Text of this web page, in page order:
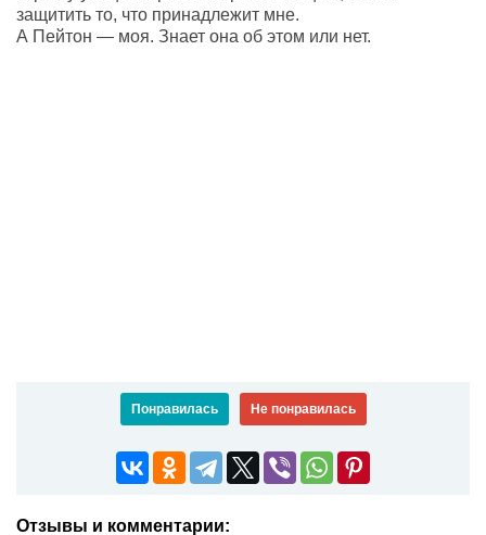
защитить то, что принадлежит мне.
А Пейтон — моя. Знает она об этом или нет.
Понравилась Не понравилась
Отзывы и комментарии: